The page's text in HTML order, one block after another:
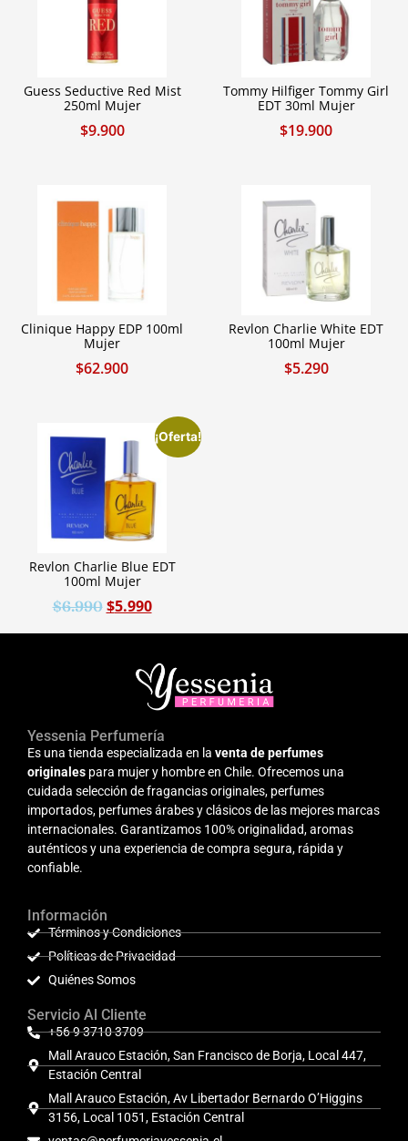
Guess Seductive Red Mist
250ml Mujer
$9.900
Tommy Hilfiger Tommy Girl
EDT 30ml Mujer
$19.900
Clinique Happy EDP 100ml
Mujer
$62.900
Revlon Charlie White EDT
100ml Mujer
$5.290
¡Oferta!
Revlon Charlie Blue EDT
100ml Mujer
$6.990 $5.990
Yessenia Perfumería
Es una tienda especializada en la venta de perfumes
originales para mujer y hombre en Chile. Ofrecemos una
cuidada selección de fragancias originales, perfumes
importados, perfumes árabes y clásicos de las mejores marcas
internacionales. Garantizamos 100% originalidad, aromas
auténticos y una experiencia de compra segura, rápida y
confiable.
Información
Términos y Condiciones
Políticas de Privacidad
Quiénes Somos
Servicio Al Cliente
+56 9 3710 3709
Mall Arauco Estación, San Francisco de Borja, Local 447,
Estación Central
Mall Arauco Estación, Av Libertador Bernardo O’Higgins
3156, Local 1051, Estación Central